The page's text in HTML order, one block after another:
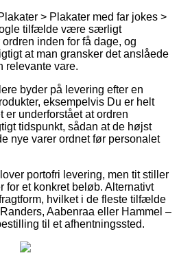
> Plakater med far jokes >
tilfælde være særligt
inden for få dage, og
at man gransker det anslåede
relevante vare.
byder på levering efter en
eksempelvis Du er helt
underforstået at ordren
tidspunkt, sådan at de højst
nye varer ordnet før personalet
portofri levering, men tit stiller
for et konkret beløb. Alternativt
hvilket i de fleste tilfælde
Aabenraa eller Hammel –
til et afhentningssted.